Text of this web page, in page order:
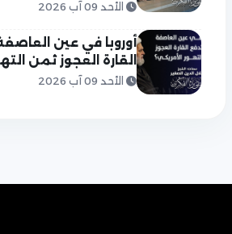
الأحد 09 آب 2026
أوروبا في عين
القارة العجوز ثمن
الأحد 09 آب 2026